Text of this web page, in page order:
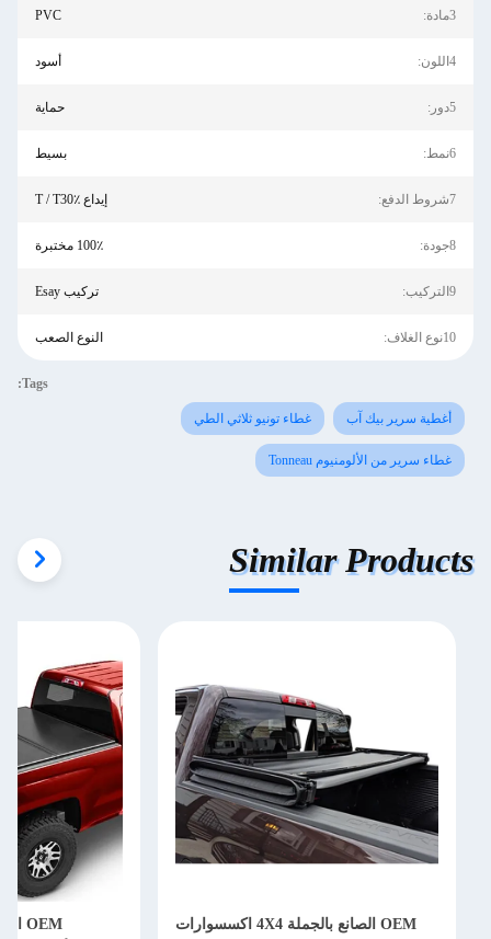
3مادة: PVC
4اللون: أسود
5دور: حماية
6نمط: بسيط
7شروط الدفع: إيداع T / T30٪
8جودة: 100٪ مختبرة
9التركيب: تركيب Esay
10نوع الغلاف: النوع الصعب
Tags:
أغطية سرير بيك آب غطاء تونيو ثلاثي الطي
غطاء سرير من الألومنيوم Tonneau
Similar Products
OEM الصانع بالجملة 4X4 اكسسوارات